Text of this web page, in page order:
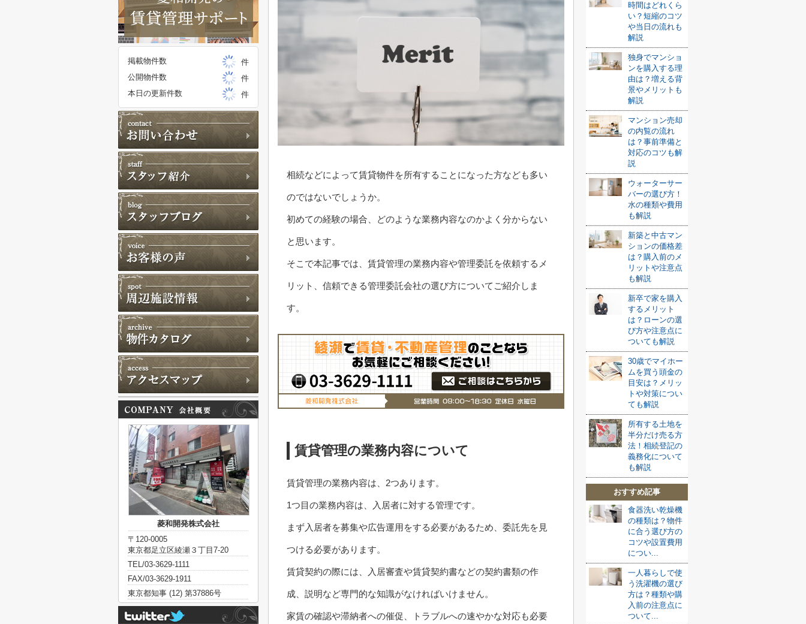
相続などによって賃貸物件を所有することになった方なども多い
のではないでしょうか。
初めての経験の場合、どのような業務内容なのかよく分からない
と思います。
そこで本記事では、賃貸管理の業務内容や管理委託を依頼するメ
リット、信頼できる管理委託会社の選び方についてご紹介しま
す。
賃貸管理の業務内容について
賃貸管理の業務内容は、2つあります。
1つ目の業務内容は、入居者に対する管理です。
まず入居者を募集や広告運用をする必要があるため、委託先を見
つける必要があります。
賃貸契約の際には、入居審査や賃貸契約書などの契約書類の作
成、説明など専門的な知識がなければいけません。
家賃の確認や滞納者への催促、トラブルへの速やかな対応も必要
時間はどれくら
い？短縮のコツ
や当日の流れも
解説
独身でマンショ
ンを購入する理
由は？増える背
景やメリットも
解説
マンション売却
の内覧の流れ
は？事前準備と
対応のコツも解
説
ウォーターサー
バーの選び方！
水の種類や費用
も解説
新築と中古マン
ションの価格差
は？購入前のメ
リットや注意点
も解説
新卒で家を購入
するメリット
は？ローンの選
び方や注意点に
ついても解説
30歳でマイホー
ムを買う頭金の
目安は？メリッ
トや対策につい
ても解説
所有する土地を
半分だけ売る方
法！相続登記の
義務化について
も解説
おすすめ記事
食器洗い乾燥機
の種類は？物件
に合う選び方の
コツや設置費用
につい...
一人暮らしで使
う洗濯機の選び
方は？種類や購
入前の注意点に
ついて...
掲載物件数
件
公開物件数
件
本日の更新件数
件
菱和開発株式会社
〒120-0005
東京都足立区綾瀬３丁目7-20
TEL/03-3629-1111
FAX/03-3629-1911
東京都知事 (12) 第37886号